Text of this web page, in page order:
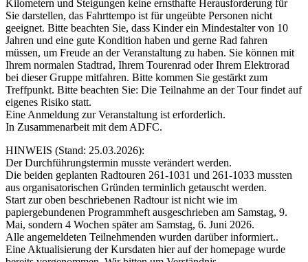
Kilometern und Steigungen keine ernsthafte Herausforderung für
Sie darstellen, das Fahrttempo ist für ungeübte Personen nicht
geeignet. Bitte beachten Sie, dass Kinder ein Mindestalter von 10
Jahren und eine gute Kondition haben und gerne Rad fahren
müssen, um Freude an der Veranstaltung zu haben. Sie können mit
Ihrem normalen Stadtrad, Ihrem Tourenrad oder Ihrem Elektrorad
bei dieser Gruppe mitfahren. Bitte kommen Sie gestärkt zum
Treffpunkt. Bitte beachten Sie: Die Teilnahme an der Tour findet auf
eigenes Risiko statt.
Eine Anmeldung zur Veranstaltung ist erforderlich.
In Zusammenarbeit mit dem ADFC.
HINWEIS (Stand: 25.03.2026):
Der Durchführungstermin musste verändert werden.
Die beiden geplanten Radtouren 261-1031 und 261-1033 mussten
aus organisatorischen Gründen terminlich getauscht werden.
Start zur oben beschriebenen Radtour ist nicht wie im
papiergebundenen Programmheft ausgeschrieben am Samstag, 9.
Mai, sondern 4 Wochen später am Samstag, 6. Juni 2026.
Alle angemeldeten Teilnehmenden wurden darüber informiert..
Eine Aktualisierung der Kursdaten hier auf der homepage wurde